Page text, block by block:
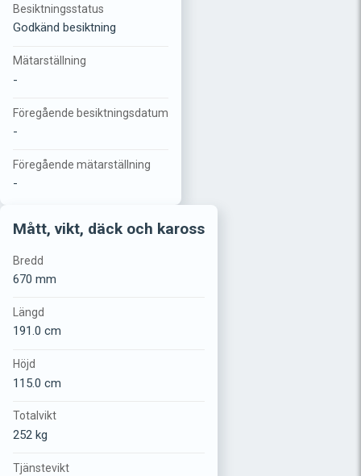
Besiktningsstatus
Godkänd besiktning
Mätarställning
-
Föregående besiktningsdatum
-
Föregående mätarställning
-
Mått, vikt, däck och kaross
Bredd
670 mm
Längd
191.0 cm
Höjd
115.0 cm
Totalvikt
252 kg
Tjänstevikt